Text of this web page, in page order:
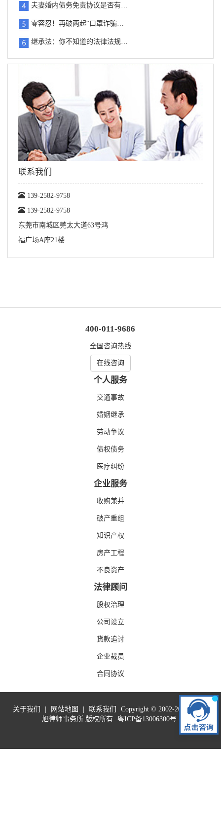
夫妻婚内债务免责协议是否有…
零容忍！再破两起“口罩诈骗…
继承法：你不知道的法律法规…
联系我们
139-2582-9758
139-2582-9758
东莞市南城区莞太大道63号鸿
福广场A座21楼
400-011-9686
全国咨询热线
在线咨询
个人服务
交通事故
婚姻继承
劳动争议
债权债务
医疗纠纷
企业服务
收购兼并
破产重组
知识产权
房产工程
不良资产
法律顾问
股权治理
公司设立
货款追讨
企业裁员
合同协议
关于我们 网站地图 联系我们
Copyright © 2002-2019 广东泰
旭律师事务所 版权所有 粤ICP备13006300号